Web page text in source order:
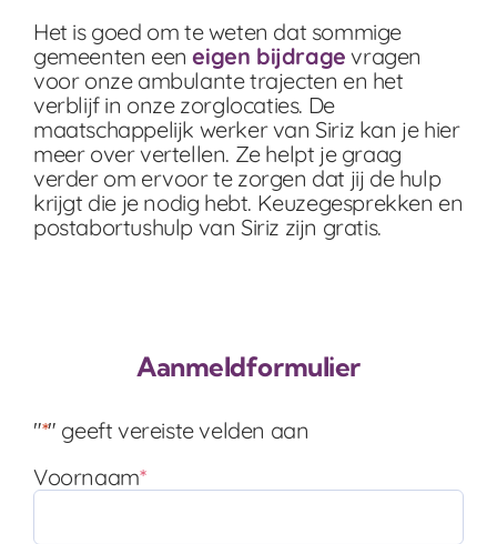
Het is goed om te weten dat sommige
gemeenten eeneigen bijdrage vragen
voor onze ambulante trajecten en het
verblijf in onze zorglocaties. De
maatschappelijk werker van Siriz kan je hier
meer over vertellen. Ze helpt je graag
verder om ervoor te zorgen dat jij de hulp
krijgt die je nodig hebt. Keuzegesprekken en
postabortushulp van Siriz zijn gratis.
Aanmeldformulier
"*" geeft vereiste velden aan
Voornaam*